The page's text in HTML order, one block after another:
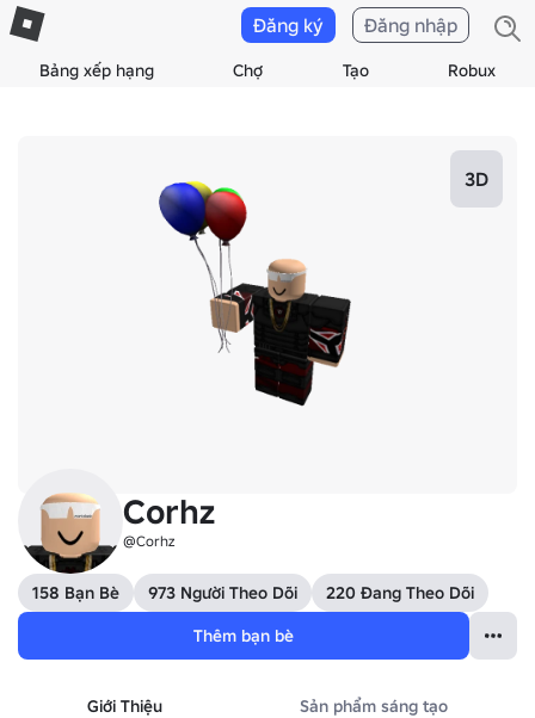
Bảng xếp hạng Chợ Tạo Robux
Đăng ký Đăng nhập
3D
Corhz
@Corhz
158 Bạn Bè 973 Người Theo Dõi
220 Đang Theo Dõi
Thêm bạn bè
Giới Thiệu Sản phẩm sáng tạo